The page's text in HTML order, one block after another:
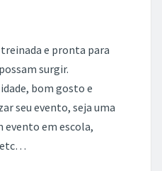
e pronta para
surgir.
bom gosto e
seu evento, seja uma
evento em escola,
etc…